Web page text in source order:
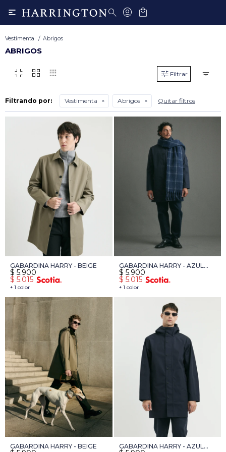

Vestimenta Abrigos
ABRIGOS
fullscreen_exit grid_view transition_dissolve
Filtrando por: Vestimenta Abrigos Quitar filtros
GABARDINA HARRY - BEIGE
+ 1 color
$ 5.900
$ 5.015
GABARDINA HARRY - AZUL
OSCURO
+ 1 color
$ 5.900
$ 5.015
GABARDINA HARRY - BEIGE
GABARDINA HARRY - AZUL